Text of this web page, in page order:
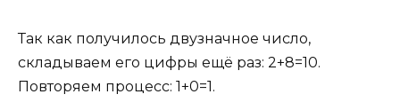
Так как получилось двузначное число,
складываем его цифры ещё раз: 2+8=10.
Повторяем процесс: 1+0=1.